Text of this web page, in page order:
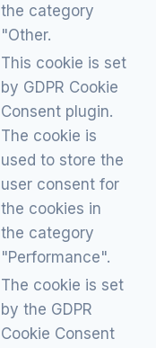
the category
"Other.
This cookie is set
by GDPR Cookie
Consent plugin.
The cookie is
used to store the
user consent for
the cookies in
the category
"Performance".
The cookie is set
by the GDPR
Cookie Consent